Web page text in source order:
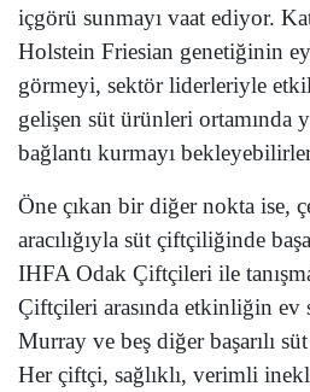
içgörü sunmayı vaat ediyor.
Holstein Friesian genetiğinin
görmeyi, sektör liderleriyle
gelişen süt ürünleri ortamında
bağlantı kurmayı
Öne çıkan bir diğer nokta ise,
aracılığıyla süt çiftçiliğinde
IHFA Odak Çiftçileri ile
Çiftçileri arasında etkinliğin ev
Murray ve beş diğer başarılı
Her çiftçi, sağlıklı, verimli